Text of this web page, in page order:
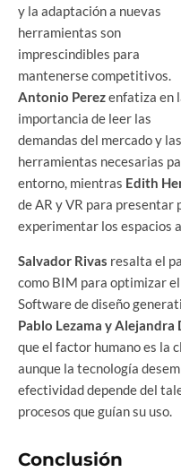
y la adaptación a nuevas
herramientas son
imprescindibles para
mantenerse competitivos.
Antonio Perezenfatiza en
importancia de leer las
demandas del mercado y las
herramientas necesarias
entorno, mientras Edith
de AR y VR para
experimentar los espacios
Salvador Rivas resalta el
como BIM para optimizar
Software de diseño
Pablo Lezama y Alejandra
que el factor humano es la
aunque la tecnología
efectividad depende del
procesos que guían su uso.
Conclusión